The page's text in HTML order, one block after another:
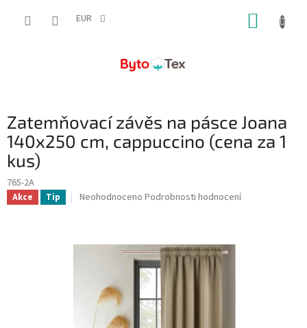
EUR
Zatemňovací závěs na pásce Joana
140x250 cm, cappuccino (cena za 1
kus)
765-2A
Akce Tip
Průměrné
0,0
hvězdiček.
Neohodnoceno Podrobnosti hodnocení